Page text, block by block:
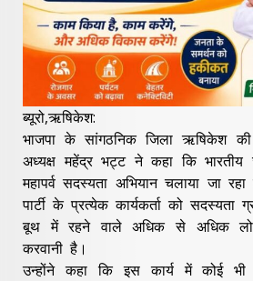
ब्यूरो,ऋषिकेश:
भाजपा के सांगठनिक जिला ऋषिकेश
अध्यक्ष महेंद्र भट्ट ने कहा कि भारतीय
महापर्व सदस्यता अभियान चलाया जा
पार्टी के प्रत्येक कार्यकर्ता को
बूथ में रहने वाले अधिक से अधिक
करवानी है।
उन्होंने कहा कि इस कार्य में कोई भी